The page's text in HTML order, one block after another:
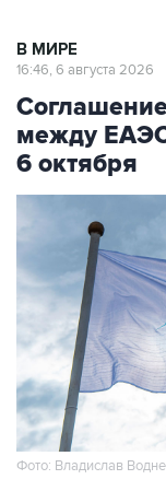
Соглашение
между
6 октября
Фото: Владислав
Москва. 6